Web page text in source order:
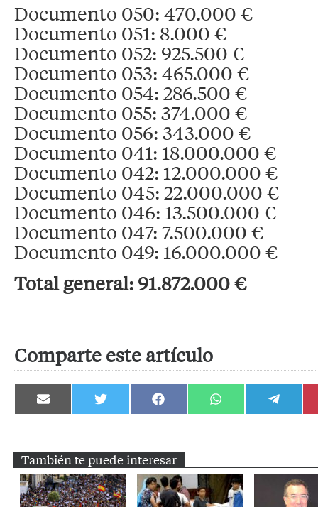
Documento 050: 470.000 €
Documento 051: 8.000 €
Documento 052: 925.500 €
Documento 053: 465.000 €
Documento 054: 286.500 €
Documento 055: 374.000 €
Documento 056: 343.000 €
Documento 041: 18.000.000 €
Documento 042: 12.000.000 €
Documento 045: 22.000.000 €
Documento 046: 13.500.000 €
Documento 047: 7.500.000 €
Documento 049: 16.000.000 €
Total general: 91.872.000 €
Comparte este artículo
Compartir
en
Compartir
en
Compartir
en
Compartir
en
Compartir
en
También te puede interesar